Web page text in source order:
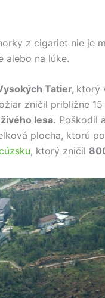
z cigariet nie je
alebo na lúke.
Tatier, ktorý
zničil približne
lesa. Poškodil
plocha, ktorú
, ktorý zničil